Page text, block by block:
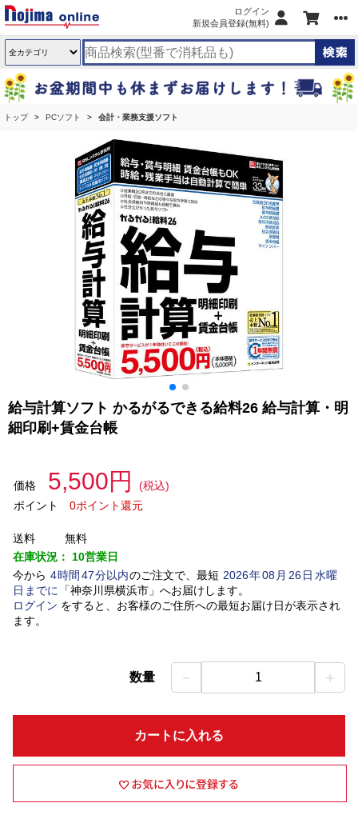
ログイン
新規会員登録(無料)
トップ PCソフト 会計・業務支援ソフト
給与計算ソフト かるがるできる給料26 給与計算・明
細印刷+賃金台帳
価格 5,500円
(税込)
ポイント
0ポイント還元
送料
無料
在庫状況： 10営業日
今から 4時間 47分以内のご注文で、最短 2026年08 月 26日水曜
日 までに 「神奈川県横浜市」 へお届けします。
ログイン をすると、お客様のご住所への最短お届け日が表示され
ます。
数量 － 1 ＋
カートに入れる